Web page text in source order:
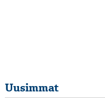
Uusimmat